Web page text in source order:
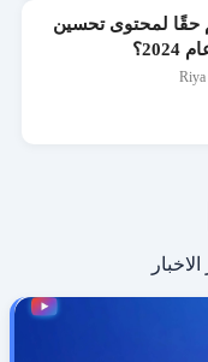
حقًا لمحتوى تحسين
Riya